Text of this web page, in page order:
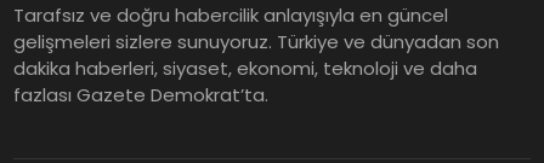
Tarafsız ve doğru habercilik anlayışıyla en güncel
gelişmeleri sizlere sunuyoruz. Türkiye ve dünyadan son
dakika haberleri, siyaset, ekonomi, teknoloji ve daha
fazlası Gazete Demokrat’ta.